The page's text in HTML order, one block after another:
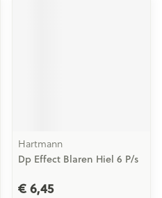
Hartmann
Dp Effect Blaren Hiel 6 P/s
€ 6,45